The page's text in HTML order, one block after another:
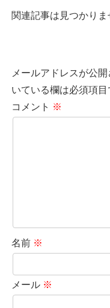
関連記事は見つかりま
メールアドレスが公
いている欄は必須項目
コメント ※
名前 ※
メール ※